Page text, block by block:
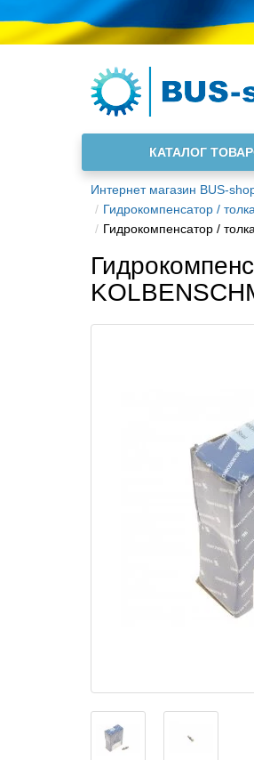
КАТАЛОГ
Интернет магазин BUS-
Гидрокомпенсатор /
Гидрокомпенсатор /